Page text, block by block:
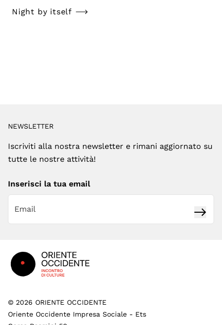
Night by itself
NEWSLETTER
Iscriviti alla nostra newsletter e rimani aggiornato su
tutte le nostre attività!
Inserisci la tua email
© 2026 ORIENTE OCCIDENTE
Oriente Occidente Impresa Sociale - Ets